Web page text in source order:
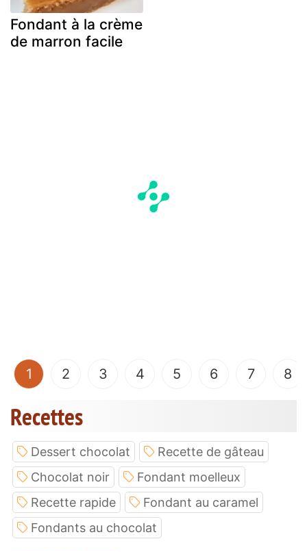
Fondant à la crème
de marron facile
1 (current)
2 3 4 5 6 7 8
Recettes
Dessert chocolat
Recette de gâteau
Chocolat noir
Fondant moelleux
Recette rapide
Fondant au caramel
Fondants au chocolat